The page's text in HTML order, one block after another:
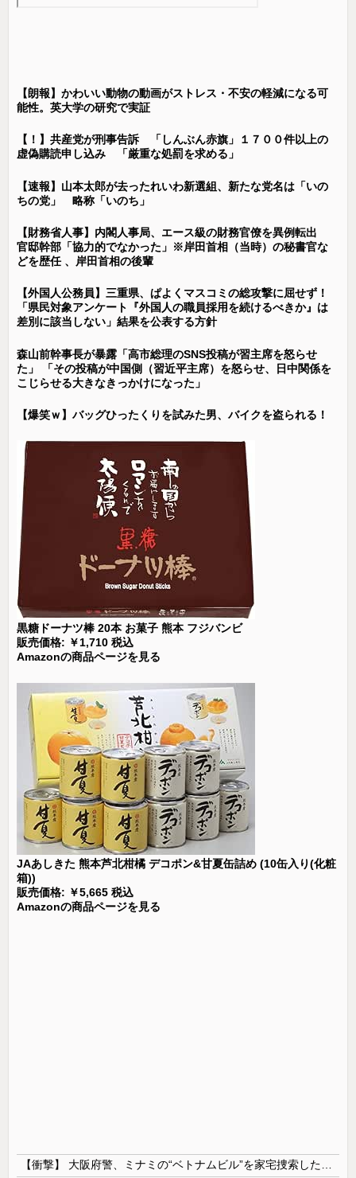
【朗報】かわいい動物の動画がストレス・不安の軽減になる可
能性。英大学の研究で実証
【！】共産党が刑事告訴 「しんぶん赤旗」１７００件以上の
虚偽購読申し込み 「厳重な処罰を求める」
【速報】山本太郎が去ったれいわ新選組、新たな党名は「いの
ちの党」 略称「いのち」
【財務省人事】内閣人事局、エース級の財務官僚を異例転出
官邸幹部「協力的でなかった」※岸田首相（当時）の秘書官な
どを歴任 、岸田首相の後輩
【外国人公務員】三重県、ぱよくマスコミの総攻撃に屈せず！
「県民対象アンケート『外国人の職員採用を続けるべきか』は
差別に該当しない」結果を公表する方針
森山前幹事長が暴露「高市総理のSNS投稿が習主席を怒らせ
た」 「その投稿が中国側（習近平主席）を怒らせ、日中関係を
こじらせる大きなきっかけになった」
【爆笑ｗ】バッグひったくりを試みた男、バイクを盗られる！
黒糖ドーナツ棒 20本 お菓子 熊本 フジバンビ
販売価格: ￥1,710 税込
Amazonの商品ページを見る
JAあしきた 熊本芦北柑橘 デコポン&甘夏缶詰め (10缶入り(化粧
箱))
販売価格: ￥5,665 税込
Amazonの商品ページを見る